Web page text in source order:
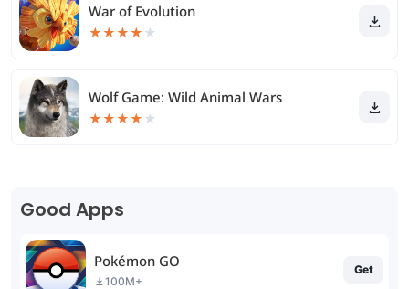
War of Evolution
★★★★ ★
Wolf Game: Wild Animal Wars
★★★★ ★
Good Apps
Pokémon GO
100M+
Get